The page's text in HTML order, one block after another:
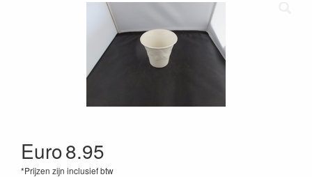
Euro8.95
*Prijzen zijn inclusief btw